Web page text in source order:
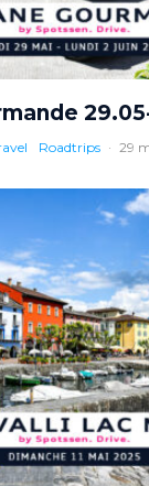
Roadtrips · 29